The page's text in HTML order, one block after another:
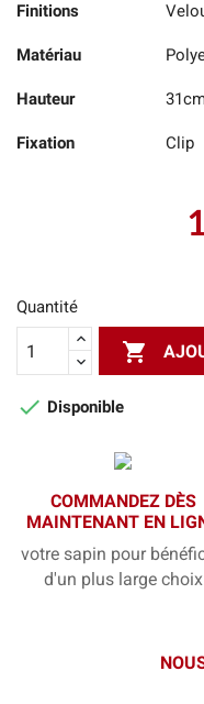
Finitions
Matériau
Hauteur
Fixation Clip
Quantité

 Disponible
COMMANDEZ DÈS
MAINTENANT EN
votre sapin pour
d'un plus large choix